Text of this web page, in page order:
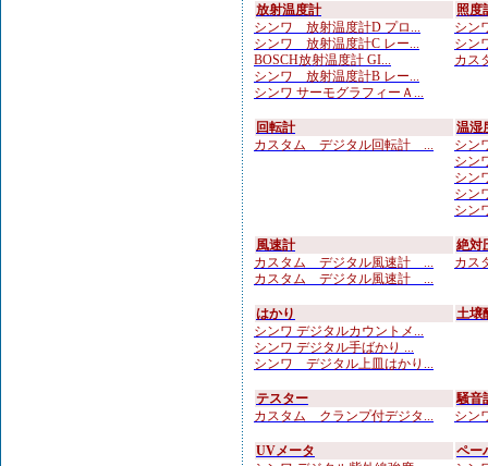
放射温度計
シンワ 放射温度計D プロ...
シンワ 放射温度計C レー...
BOSCH放射温度計 GI...
シンワ 放射温度計B レー...
シンワ サーモグラフィーＡ...
照度
シン
シン
カス
回転計
カスタム デジタル回転計 ...
温湿
シン
シン
シン
シン
シン
風速計
カスタム デジタル風速計 ...
カスタム デジタル風速計 ...
絶対
カス
はかり
シンワ デジタルカウントメ...
シンワ デジタル手ばかり ...
シンワ デジタル上皿はかり...
土壌
テスター
カスタム クランプ付デジタ...
騒音
シン
UVメータ
ペー